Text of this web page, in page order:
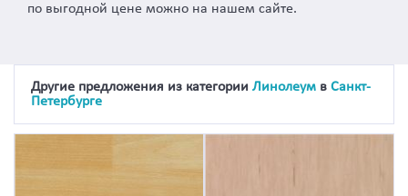
по выгодной цене можно на нашем сайте.
Другие предложения из категории Линолеум в Санкт-
Петербурге